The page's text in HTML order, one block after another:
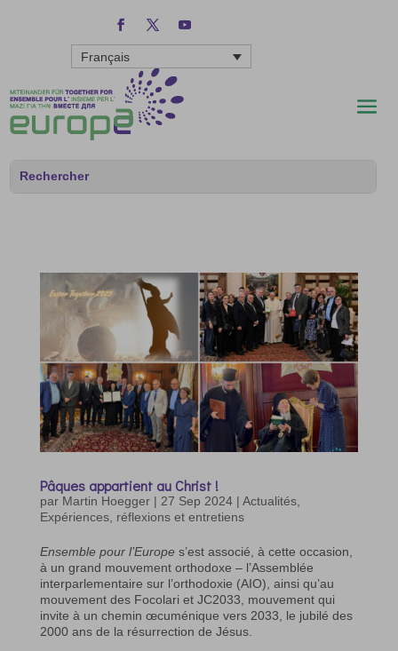
Français
Pâques appartient au Christ !
par Martin Hoegger| 27 Sep 2024| Actualités,
Expériences, réflexions et entretiens
Ensemble pour l’Europes’est associé, à cette occasion,
à un grand mouvement orthodoxe – l’Assemblée
interparlementaire sur l’orthodoxie (AIO), ainsi qu’au
mouvement des Focolari et JC2033, mouvement qui
invite à un chemin œcuménique vers 2033, le jubilé des
2000 ans de la résurrection de Jésus.